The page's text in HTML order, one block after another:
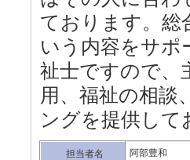
ております。総
いう内容をサポ
祉士ですので、
用、福祉の相談
ングを提供して
担当者名 阿部豊和